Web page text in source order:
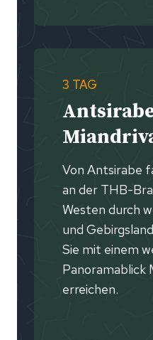
3 TAG
Von Antsirabe
an der THB-
Westen durch
und
Sie mit einem
Panoramablick